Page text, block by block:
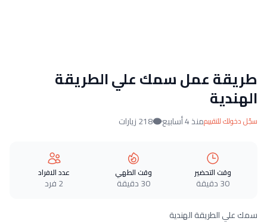
طريقة عمل سمك علي الطريقة
الهندية
سجّل دخولك للتقييممنذ 4 أسابيع 218 زيارات
وقت التحضير
30 دقيقة
وقت الطهي
30 دقيقة
عدد الافراد
2 فرد
سمك علي الطريقة الهندية